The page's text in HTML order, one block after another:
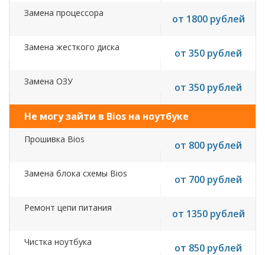
Замена процессора от 1800 рублей
Замена жесткого диска от 350 рублей
Замена ОЗУ от 350 рублей
Не могу зайти в Bios на ноутбуке
Прошивка Bios от 800 рублей
Замена блока схемы Bios от 700 рублей
Ремонт цепи питания от 1350 рублей
Чистка ноутбука от 850 рублей